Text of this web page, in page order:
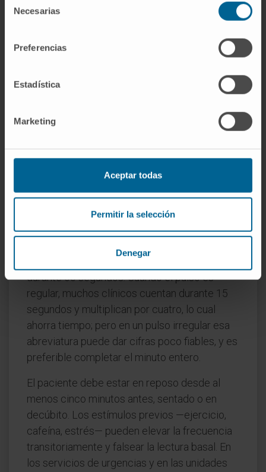
Necesarias
Preferencias
Estadística
Marketing
Aceptar todas
Permitir la selección
Denegar
que se transmiten en sentido retrógrado por la
pulso yugular
hemodinámica del corazón derecho y sobre el
análisis pertenece a un capítulo distinto de la
exploración cardiovascular.
Cómo se toma el pulso
La técnica es sencilla. Se colocan los dedos
índice y medio —no el pulgar, que tiene pulso
propio y puede inducir a error— sobre el punto
elegido y se comprime la arteria con suavidad
, se cuentan los latidos
durante 60 segundos. Cuando el pulso es
regular, muchos clínicos cuentan durante 15
segundos y multiplican por cuatro, lo cual
ahorra tiempo; pero en un pulso irregular esa
abreviatura puede dar cifras poco fiables, y es
preferible completar el minuto entero.
El paciente debe estar en reposo desde al
menos cinco minutos antes, sentado o en
decúbito. Los estímulos previos —ejercicio,
cafeína, estrés— pueden elevar la frecuencia
transitoriamente y falsear la lectura basal. En
los servicios de urgencias y en las unidades